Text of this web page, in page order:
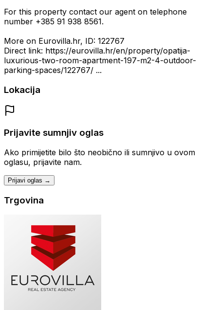
For this property contact our agent on telephone
number +385 91 938 8561.
More on Eurovilla.hr, ID: 122767
Direct link: https://eurovilla.hr/en/property/opatija-
luxurious-two-room-apartment-197-m2-4-outdoor-
parking-spaces/122767/ ...
Lokacija
Prijavite sumnjiv oglas
Ako primijetite bilo što neobično ili sumnjivo u ovom
oglasu, prijavite nam.
Prijavi oglas →
Trgovina